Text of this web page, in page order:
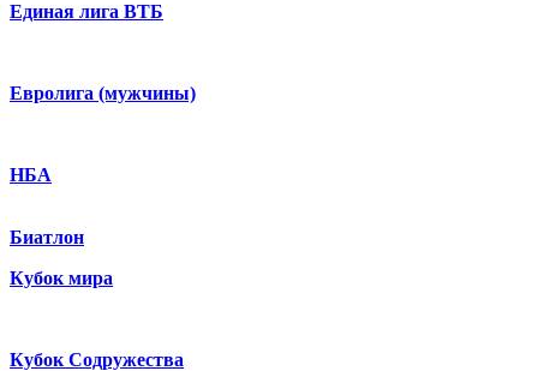
Единая лига ВТБ
Евролига (мужчины)
НБА
Биатлон
Кубок мира
Кубок Содружества